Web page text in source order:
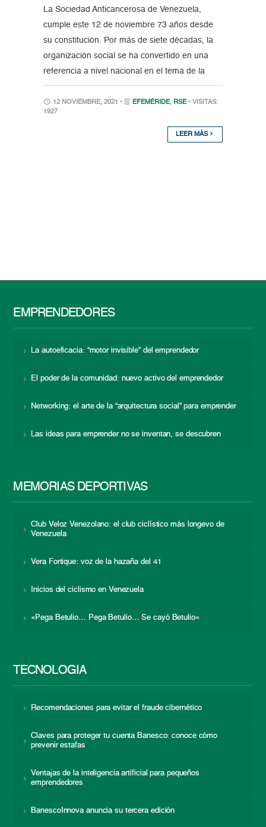
La Sociedad Anticancerosa de Venezuela,
cumple este 12 de noviembre 73 años desde
su constitución. Por más de siete décadas, la
organización social se ha convertido en una
referencia a nivel nacional en el tema de la
12 NOVIEMBRE, 2021 • EFEMÉRIDE, RSE • VISITAS:
1927
LEER MÁS
EMPRENDEDORES
La autoeficacia: “motor invisible” del emprendedor
El poder de la comunidad: nuevo activo del emprendedor
Networking: el arte de la “arquitectura social” para emprender
Las ideas para emprender no se inventan, se descubren
MEMORIAS DEPORTIVAS
Club Veloz Venezolano: el club ciclístico más longevo de
Venezuela
Vera Fortique: voz de la hazaña del 41
Inicios del ciclismo en Venezuela
«Pega Betulio… Pega Betulio… Se cayó Betulio»
TECNOLOGÍA
Recomendaciones para evitar el fraude cibernético
Claves para proteger tu cuenta Banesco: conoce cómo
prevenir estafas
Ventajas de la inteligencia artificial para pequeños
emprendedores
BanescoInnova anuncia su tercera edición